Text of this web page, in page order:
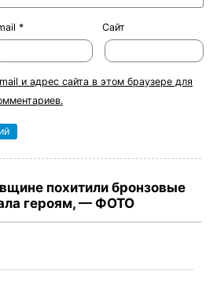
* Сайт
и адрес сайта в этом браузере для
похитили бронзовые
героям, — ФОТО